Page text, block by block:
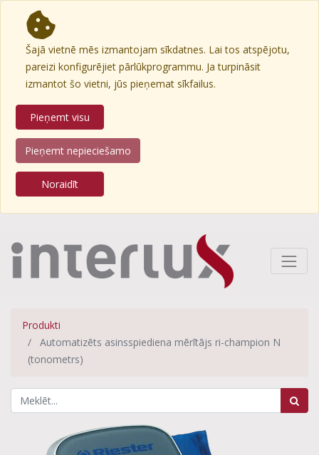
Šajā vietnē mēs izmantojam sīkdatnes. Lai tos atspējotu,
pareizi konfigurējiet pārlūkprogrammu. Ja turpināsit
izmantot šo vietni, jūs pieņemat sīkfailus.
Pieņemt visu
Pieņemt nepieciešamo
Noraidīt
Produkti
Automatizēts asinsspiediena mērītājs ri-champion N
(tonometrs)